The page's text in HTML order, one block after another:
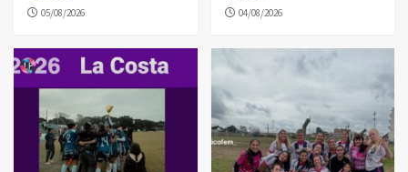
05/08/2026 04/08/2026